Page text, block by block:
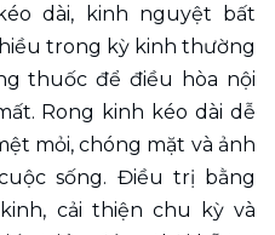
dài, kinh nguyệt bất
trong kỳ kinh thường
thuốc để điều hòa nội
Rong kinh kéo dài dễ
mỏi, chóng mặt và ảnh
sống. Điều trị bằng
cải thiện chu kỳ và